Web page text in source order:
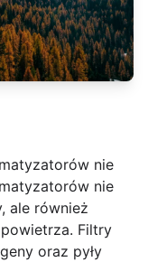
nie
nie
ale również
Filtry
oraz pyły